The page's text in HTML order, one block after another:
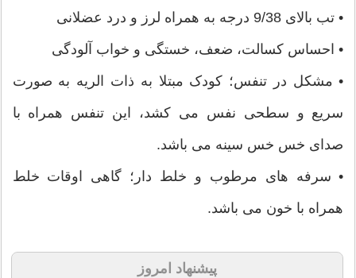
• تب بالای 9/38 درجه به همراه لرز و درد عضلانی
• احساس کسالت، ضعف، خستگی و خواب آلودگی
• مشکل در تنفس؛ کودک مبتلا به ذات الریه به صورت
سریع و سطحی نفس می کشد، این تنفس همراه با
صدای خس خس سینه می باشد.
• سرفه های مرطوب و خلط دار؛ گاهی اوقات خلط
همراه با خون می باشد.
پیشنهاد امروز